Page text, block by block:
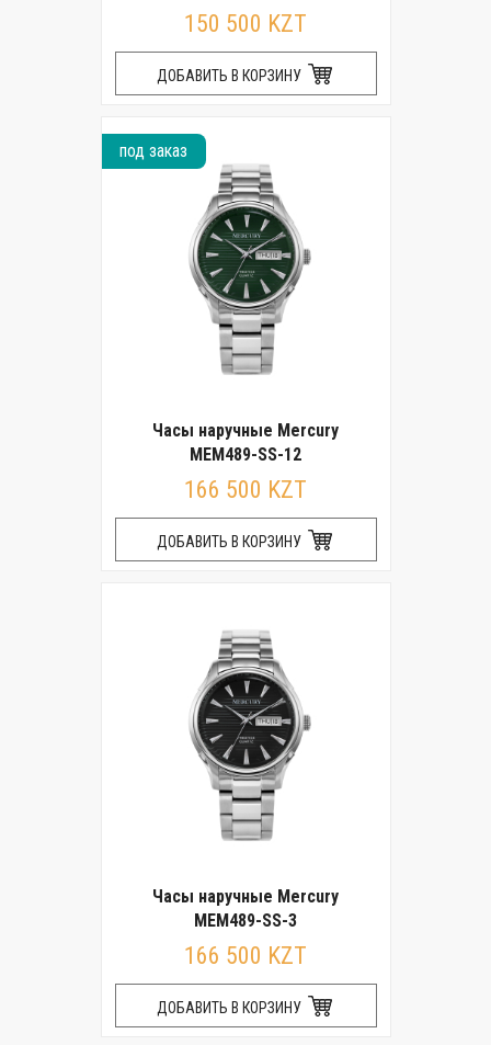
150 500 KZT
ДОБАВИТЬ В КОРЗИНУ
под заказ
Часы наручные Mercury
MEM489-SS-12
166 500 KZT
ДОБАВИТЬ В КОРЗИНУ
Часы наручные Mercury
MEM489-SS-3
166 500 KZT
ДОБАВИТЬ В КОРЗИНУ